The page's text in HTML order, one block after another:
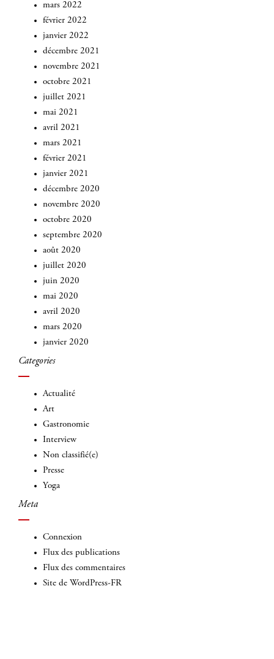
mars 2022
février 2022
janvier 2022
décembre 2021
novembre 2021
octobre 2021
juillet 2021
mai 2021
avril 2021
mars 2021
février 2021
janvier 2021
décembre 2020
novembre 2020
octobre 2020
septembre 2020
août 2020
juillet 2020
juin 2020
mai 2020
avril 2020
mars 2020
janvier 2020
Categories
Actualité
Art
Gastronomie
Interview
Non classifié(e)
Presse
Yoga
Meta
Connexion
Flux des publications
Flux des commentaires
Site de WordPress-FR
INSCRIVEZ-VOUS